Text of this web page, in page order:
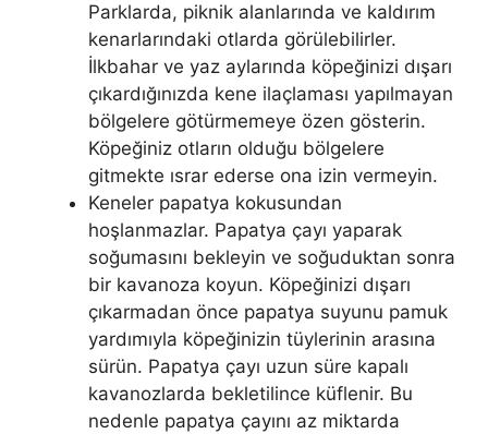
Parklarda, piknik alanlarında ve kaldırım
kenarlarındaki otlarda görülebilirler.
İlkbahar ve yaz aylarında köpeğinizi dışarı
çıkardığınızda kene ilaçlaması yapılmayan
bölgelere götürmemeye özen gösterin.
Köpeğiniz otların olduğu bölgelere
gitmekte ısrar ederse ona izin vermeyin.
Keneler papatya kokusundan
hoşlanmazlar. Papatya çayı yaparak
soğumasını bekleyin ve soğuduktan sonra
bir kavanoza koyun. Köpeğinizi dışarı
çıkarmadan önce papatya suyunu pamuk
yardımıyla köpeğinizin tüylerinin arasına
sürün. Papatya çayı uzun süre kapalı
kavanozlarda bekletilince küflenir. Bu
nedenle papatya çayını az miktarda